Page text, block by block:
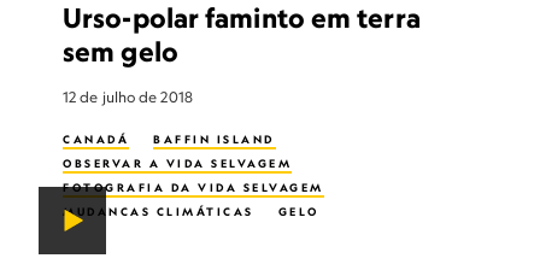
Urso-polar faminto em terra
sem gelo
12 de julho de 2018
CANADÁ
BAFFIN ISLAND
OBSERVAR A VIDA SELVAGEM
FOTOGRAFIA DA VIDA SELVAGEM
MUDANÇAS CLIMÁTICAS
GELO
URSO-POLAR